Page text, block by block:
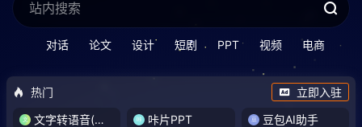
对话 论文 设计 短剧 PPT 视频 电商
热门
立即入驻
文字转语音(琅琅配音)
咔片PPT 豆包AI助手